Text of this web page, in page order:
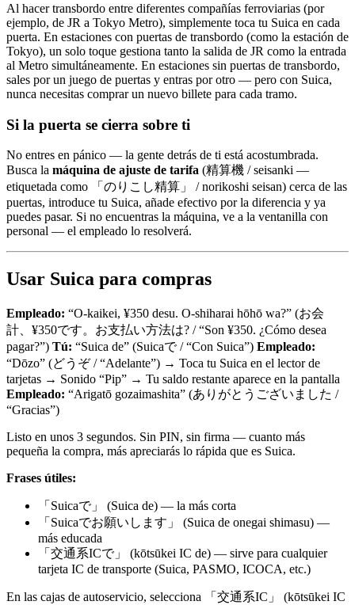
Al hacer transbordo entre diferentes compañías ferroviarias (por
ejemplo, de JR a Tokyo Metro), simplemente toca tu Suica en cada
puerta. En estaciones con puertas de transbordo (como la estación de
Tokyo), un solo toque gestiona tanto la salida de JR como la entrada
al Metro simultáneamente. En estaciones sin puertas de transbordo,
sales por un juego de puertas y entras por otro — pero con Suica,
nunca necesitas comprar un nuevo billete para cada tramo.
Si la puerta se cierra sobre ti
No entres en pánico — la gente detrás de ti está acostumbrada.
Busca la máquina de ajuste de tarifa (精算機 / seisanki —
etiquetada como 「のりこし精算」 / norikoshi seisan) cerca de las
puertas, introduce tu Suica, añade efectivo por la diferencia y ya
puedes pasar. Si no encuentras la máquina, ve a la ventanilla con
personal — el empleado lo resolverá.
Usar Suica para compras
Empleado: “O-kaikei, ¥350 desu. O-shiharai hōhō wa?” (お会
計、¥350です。お支払い方法は? / “Son ¥350. ¿Cómo desea
pagar?”) Tú: “Suica de” (Suicaで / “Con Suica”) Empleado:
“Dōzo” (どうぞ / “Adelante”) → Toca tu Suica en el lector de
tarjetas → Sonido “Pip” → Tu saldo restante aparece en la pantalla
Empleado: “Arigatō gozaimashita” (ありがとうございました /
“Gracias”)
Listo en unos 3 segundos. Sin PIN, sin firma — cuanto más
pequeña la compra, más apreciarás lo rápida que es Suica.
Frases útiles:
「Suicaで」 (Suica de) — la más corta
「Suicaでお願いします」 (Suica de onegai shimasu) —
más educada
「交通系ICで」 (kōtsūkei IC de) — sirve para cualquier
tarjeta IC de transporte (Suica, PASMO, ICOCA, etc.)
En las cajas de autoservicio, selecciona 「交通系IC」 (kōtsūkei IC